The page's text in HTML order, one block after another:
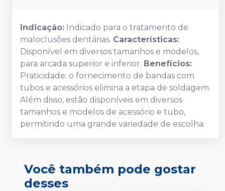
Indicação: Indicado para o tratamento de
maloclusões dentárias. Características:
Disponível em diversos tamanhos e modelos,
para arcada superior e inferior. Benefícios:
Praticidade: o fornecimento de bandas com
tubos e acessórios elimina a etapa de soldagem.
Além disso, estão disponíveis em diversos
tamanhos e modelos de acessório e tubo,
permitindo uma grande variedade de escolha.
Você também pode gostar
desses